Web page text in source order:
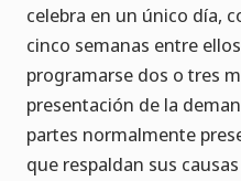
celebra en un único día,
cinco semanas entre
programarse dos o tres
presentación de la
partes normalmente
que respaldan sus